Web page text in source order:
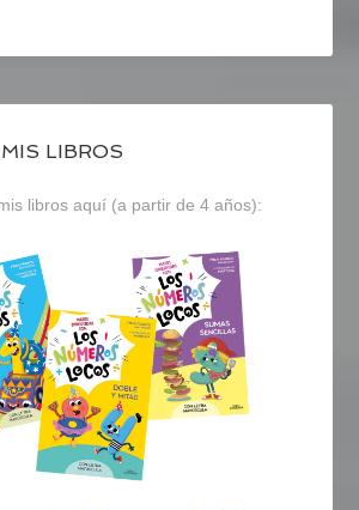
LIBROS
libros aquí (a partir de 4 años):